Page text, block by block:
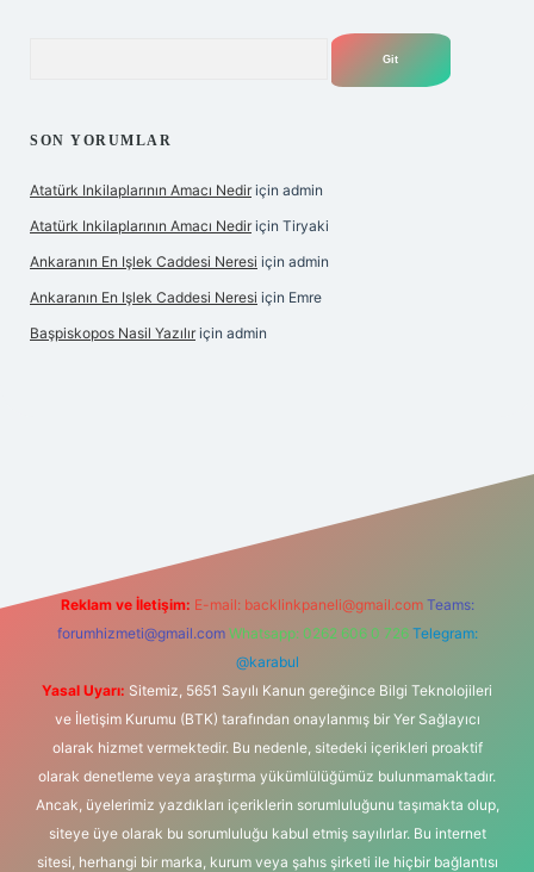
SON YORUMLAR
Atatürk Inkilaplarının Amacı Nedir için admin
Atatürk Inkilaplarının Amacı Nedir için Tiryaki
Ankaranın En Işlek Caddesi Neresi için admin
Ankaranın En Işlek Caddesi Neresi için Emre
Başpiskopos Nasil Yazılır için admin
Reklam ve İletişim: E-mail: backlinkpaneli@gmail.com Teams:
forumhizmeti@gmail.com Whatsapp: 0262 606 0 726 Telegram:
@karabul
Yasal Uyarı: Sitemiz, 5651 Sayılı Kanun gereğince Bilgi Teknolojileri
ve İletişim Kurumu (BTK) tarafından onaylanmış bir Yer Sağlayıcı
olarak hizmet vermektedir. Bu nedenle, sitedeki içerikleri proaktif
olarak denetleme veya araştırma yükümlülüğümüz bulunmamaktadır.
Ancak, üyelerimiz yazdıkları içeriklerin sorumluluğunu taşımakta olup,
siteye üye olarak bu sorumluluğu kabul etmiş sayılırlar. Bu internet
sitesi, herhangi bir marka, kurum veya şahıs şirketi ile hiçbir bağlantısı